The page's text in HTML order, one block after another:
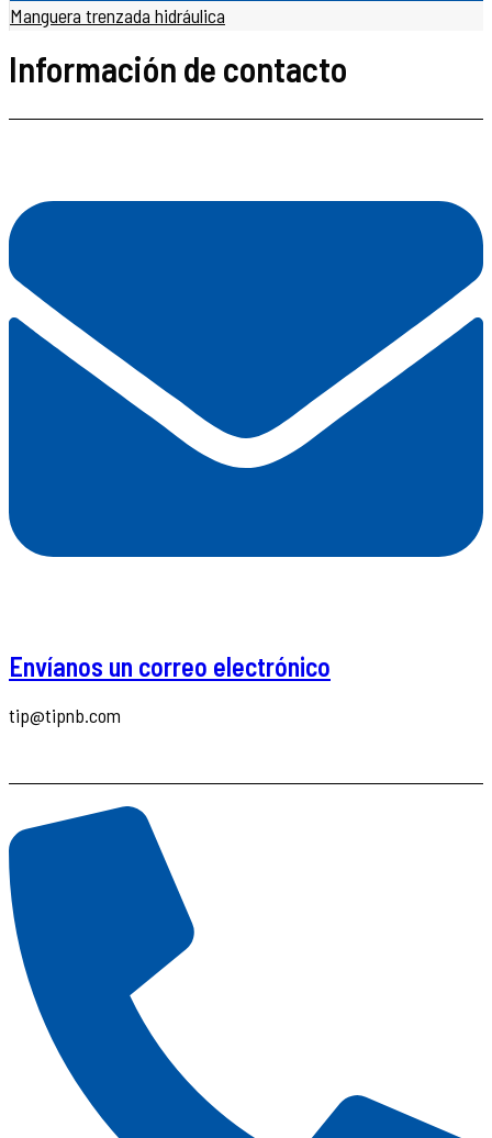
Manguera trenzada hidráulica
Información de contacto
Envíanos un correo electrónico
tip@tipnb.com